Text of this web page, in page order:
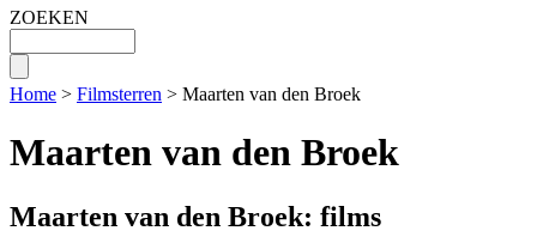
ZOEKEN
Home > Filmsterren > Maarten van den Broek
Maarten van den Broek
Maarten van den Broek: films